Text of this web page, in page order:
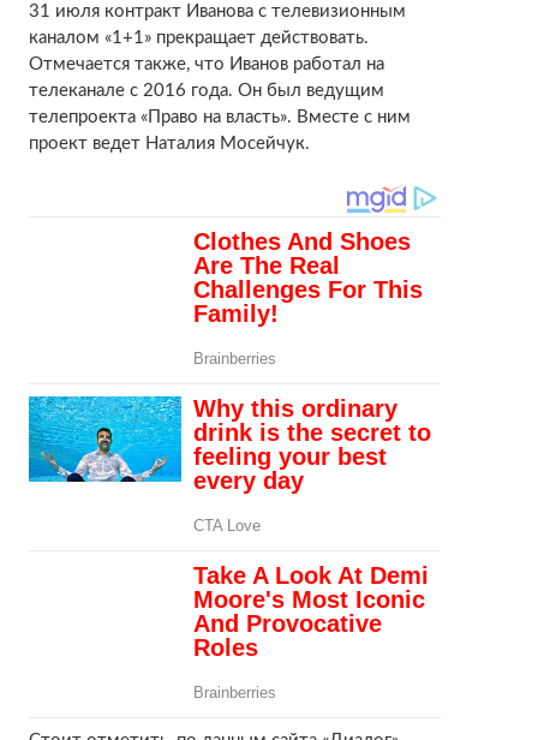
31 июля контракт Иванова с телевизионным
каналом «1+1» прекращает действовать.
Отмечается также, что Иванов работал на
телеканале с 2016 года. Он был ведущим
телепроекта «Право на власть». Вместе с ним
проект ведет Наталия Мосейчук.